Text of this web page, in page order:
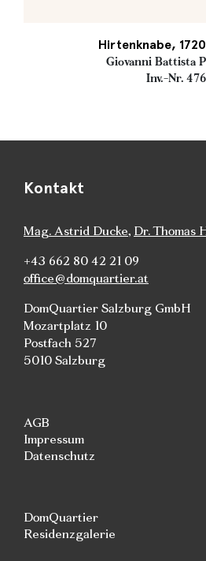
Hirtenknabe,
Giovanni Battista
Inv.-Nr. 476
Kontakt
Mag. Astrid Ducke, Dr. Thomas
+43 662 80 42 21 09
office@domquartier.at
DomQuartier Salzburg GmbH
Mozartplatz 10
Postfach 527
5010 Salzburg
AGB
Impressum
Datenschutz
DomQuartier
Residenzgalerie